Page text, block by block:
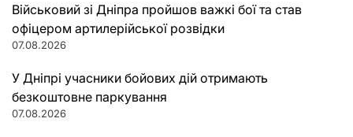
Військовий зі Дніпра пройшов важкі бої та став
офіцером артилерійської розвідки
07.08.2026
У Дніпрі учасники бойових дій отримають
безкоштовне паркування
07.08.2026